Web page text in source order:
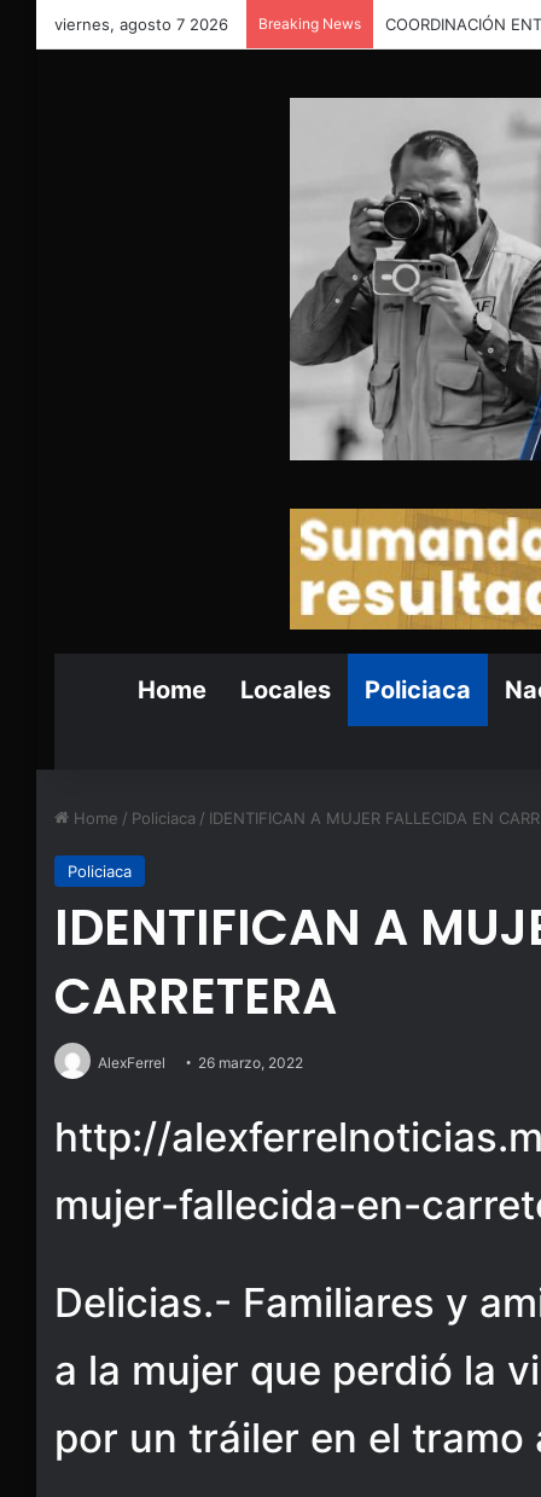
viernes, agosto 7 2026 Breaking News
Home Locales Policiaca
Home / Policiaca / IDENTIFICAN A MUJER FALLECIDA EN
Policiaca
IDENTIFICAN A
CARRETERA
AlexFerrel 26 marzo, 2022
http://
mujer-fallecida-en-
Delicias.- Familiares y
a la mujer que perdió la
por un tráiler en el tramo